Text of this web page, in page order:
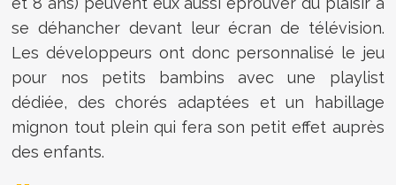
se déhancher devant leur écran de télévision.
Les développeurs ont donc personnalisé le jeu
pour nos petits bambins avec une playlist
dédiée, des chorés adaptées et un habillage
mignon tout plein qui fera son petit effet auprès
des enfants.